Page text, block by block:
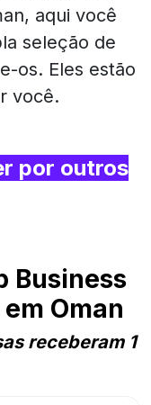
aqui você
seleção de
os. Eles estão
você.
por outros
Business
Oman
receberam 1